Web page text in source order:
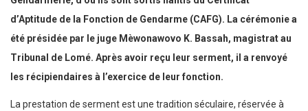
d’Aptitude de la Fonction de Gendarme (CAFG). La cérémonie a
été présidée par le juge Mèwonawovo K. Bassah, magistrat au
Tribunal de Lomé. Après avoir reçu leur serment, il a renvoyé
les récipiendaires à l’exercice de leur fonction.
La prestation de serment est une tradition séculaire, réservée à